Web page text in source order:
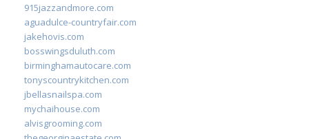
915jazzandmore.com
aguadulce-countryfair.com
jakehovis.com
bosswingsduluth.com
birminghamautocare.com
tonyscountrykitchen.com
jbellasnailspa.com
mychaihouse.com
alvisgrooming.com